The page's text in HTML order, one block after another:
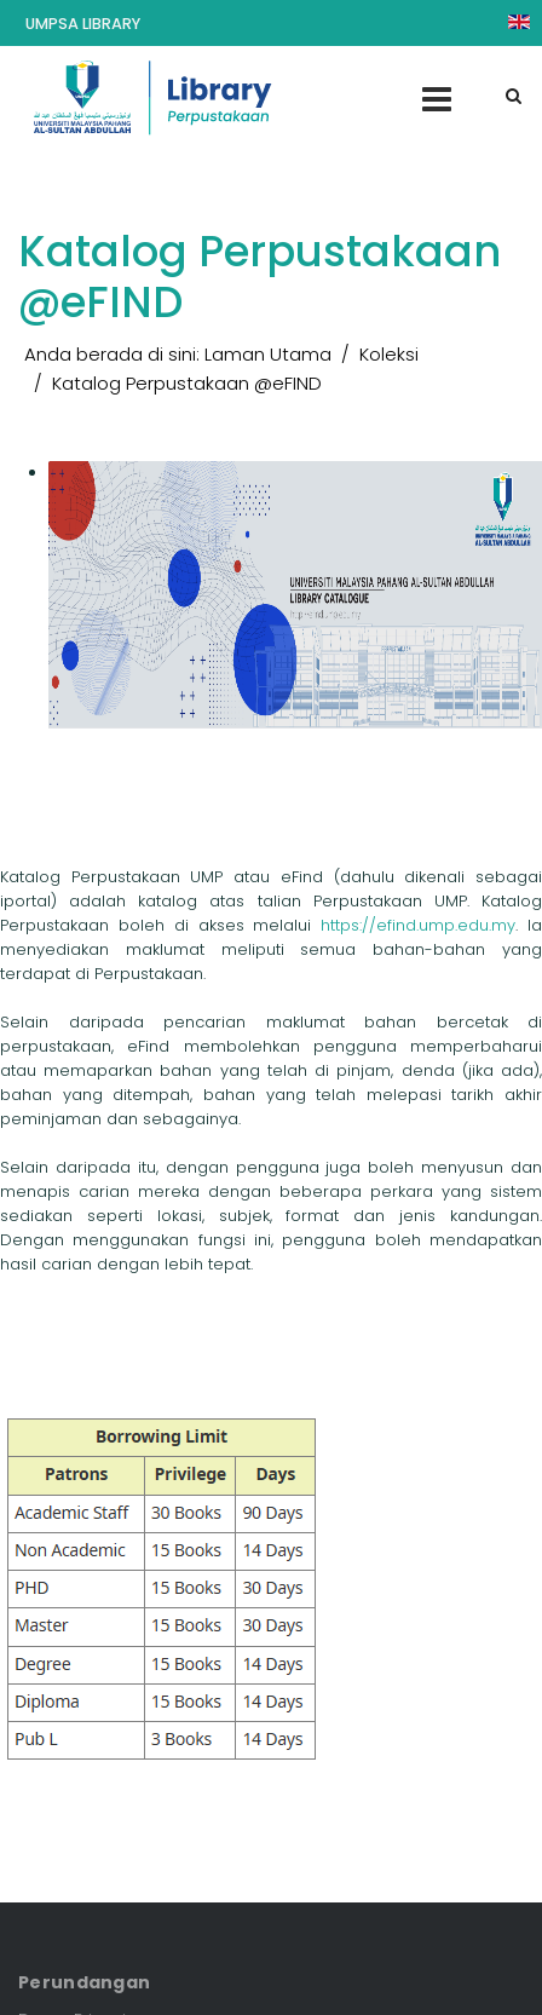
UMPSA LIBRARY
Katalog Perpustakaan
@eFIND
Anda berada di sini: Laman Utama
Koleksi
Katalog Perpustakaan @eFIND
Katalog Perpustakaan UMP atau eFind (dahulu dikenali sebagai
iportal) adalah katalog atas talian Perpustakaan UMP. Katalog
Perpustakaan boleh di akses melalui https://efind.ump.edu.my. Ia
menyediakan maklumat meliputi semua bahan-bahan yang
terdapat di Perpustakaan.
Selain daripada pencarian maklumat bahan bercetak di
perpustakaan, eFind membolehkan pengguna memperbaharui
atau memaparkan bahan yang telah di pinjam, denda (jika ada),
bahan yang ditempah, bahan yang telah melepasi tarikh akhir
peminjaman dan sebagainya.
Selain daripada itu, dengan pengguna juga boleh menyusun dan
menapis carian mereka dengan beberapa perkara yang sistem
sediakan seperti lokasi, subjek, format dan jenis kandungan.
Dengan menggunakan fungsi ini, pengguna boleh mendapatkan
hasil carian dengan lebih tepat.
Perundangan